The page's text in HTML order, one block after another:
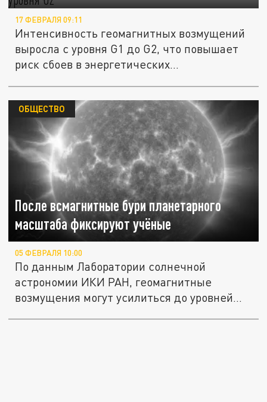
17 ФЕВРАЛЯ 09:11
Интенсивность геомагнитных возмущений
выросла с уровня G1 до G2, что повышает
риск сбоев в энергетических...
После всмагнитные бури планетарного
масштаба фиксируют учёные
ОБЩЕСТВО
05 ФЕВРАЛЯ 10:00
По данным Лаборатории солнечной
астрономии ИКИ РАН, геомагнитные
возмущения могут усилиться до уровней